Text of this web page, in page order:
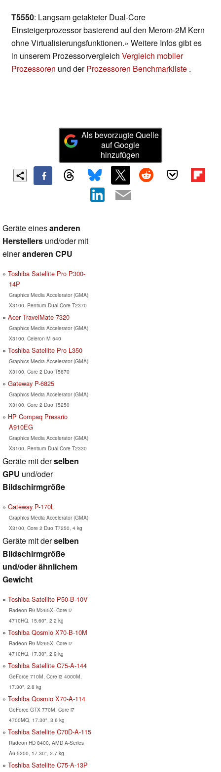
T5550: Langsam getakteter Dual-Core
Einsteigerprozessor basierend auf den Merom-2M Kern
ohne Virtualisierungsfunktionen.» Weitere Infos gibt es
in unserem Prozessorvergleich Vergleich mobiler
Prozessoren und derProzessoren Benchmarkliste .
Als bevorzugte Quelle
auf Google
hinzufügen
Geräte einesanderen
Herstellers und/oder mit
eineranderen CPU
Toshiba Satellite Pro P300-
14P
Graphics Media Accelerator (GMA)
X3100, Pentium Dual Core T2370
Acer TravelMate 7320
Graphics Media Accelerator (GMA)
X3100, Celeron M 540
Toshiba Satellite Pro L350
Graphics Media Accelerator (GMA)
X3100, Core 2 Duo T5670
Gateway P-6825
Graphics Media Accelerator (GMA)
X3100, Core 2 Duo T5250
HP Compaq Presario
A910EG
Graphics Media Accelerator (GMA)
X3100, Pentium Dual Core T2330
Geräte mit derselben
GPU und/oder
Bildschirmgröße
Gateway P-170L
Graphics Media Accelerator (GMA)
X3100, Core 2 Duo T7250, 4 kg
Geräte mit derselben
Bildschirmgröße
und/oder ähnlichem
Gewicht
Toshiba Satellite P50-B-10V
Radeon R9 M265X, Core i7
4710HQ, 15.60", 2.2 kg
Toshiba Qosmio X70-B-10M
Radeon R9 M265X, Core i7
4710HQ, 17.30", 2.9 kg
Toshiba Satellite C75-A-144
GeForce 710M, Core i3 4000M,
17.30", 2.8 kg
Toshiba Qosmio X70-A-114
GeForce GTX 770M, Core i7
4700MQ, 17.30", 3.6 kg
Toshiba Satellite C70D-A-115
Radeon HD 8400, AMD A-Series
A6-5200, 17.30", 2.7 kg
Toshiba Satellite C75-A-13P